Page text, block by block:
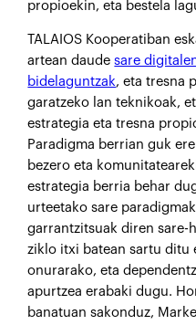
propioekin, eta bestela
TALAIOS Kooperatiban
artean daudesare
bidelaguntzak, eta tresna
garatzeko lan teknikoak,
estrategia eta tresna
Paradigma berrian guk
bezero eta
estrategia berria behar
urteetako sare
garrantzitsuak diren sare-
ziklo itxi batean sartu ditu
onurarako, eta
apurtzea erabaki dugu.
banatuan sakonduz,